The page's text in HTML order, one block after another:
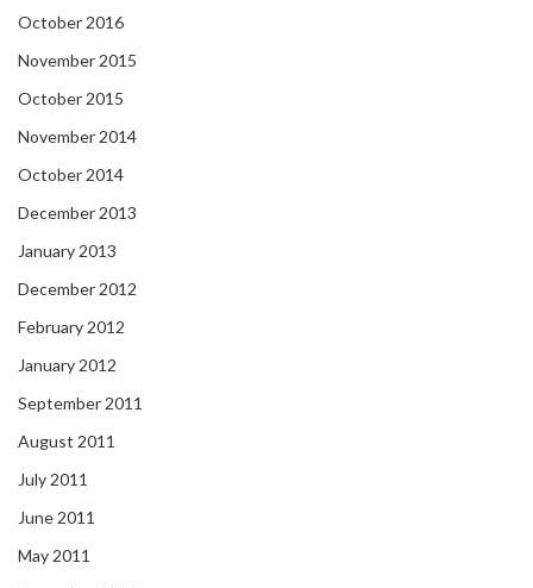
October 2016
November 2015
October 2015
November 2014
October 2014
December 2013
January 2013
December 2012
February 2012
January 2012
September 2011
August 2011
July 2011
June 2011
May 2011